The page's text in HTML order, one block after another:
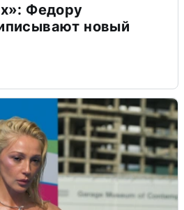
Федору
новый